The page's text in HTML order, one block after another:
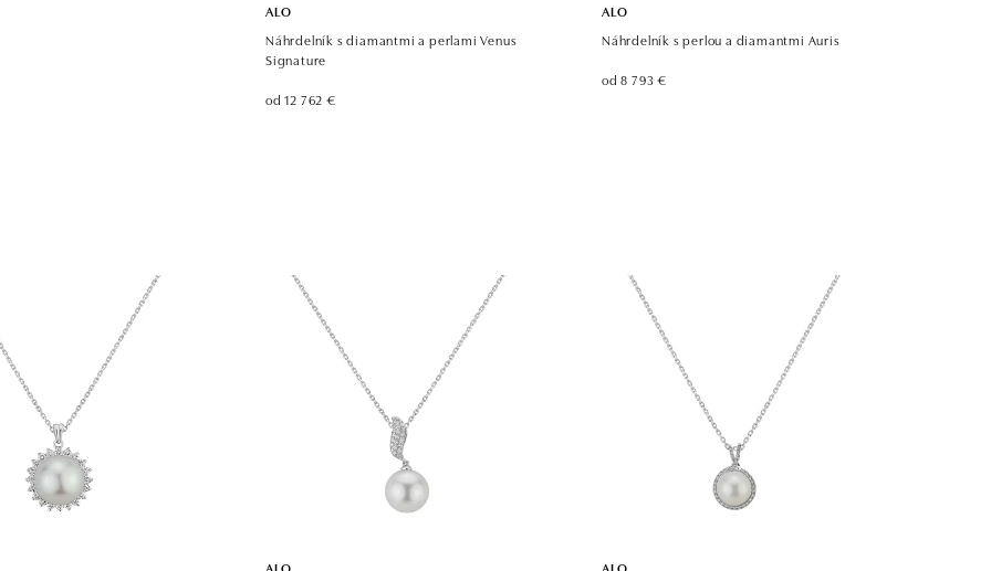
ALO
Náhrdelník s diamantmi a perlami Venus
Signature
od 12 762 €
ALO
Náhrdelník s perlou a diamantmi Auris
od 8 793 €
ALO ALO